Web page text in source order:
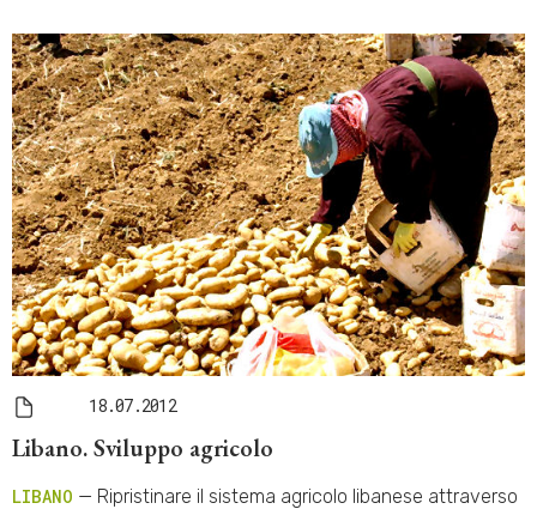
18.07.2012
Libano. Sviluppo agricolo
LIBANO — Ripristinare il sistema agricolo libanese attraverso